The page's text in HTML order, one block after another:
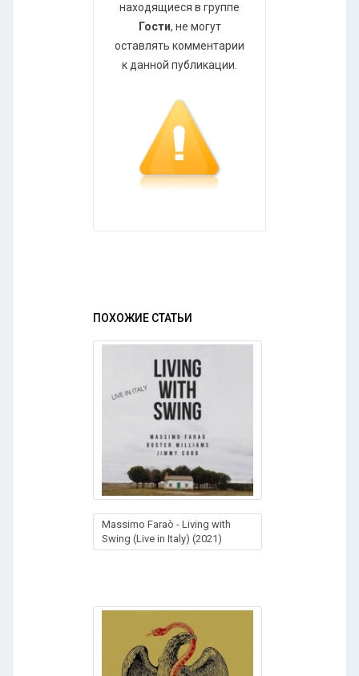
находящиеся в группе
Гости, не могут
оставлять комментарии
к данной публикации.
ПОХОЖИЕ СТАТЬИ
Massimo Faraò - Living with
Swing (Live in Italy) (2021)